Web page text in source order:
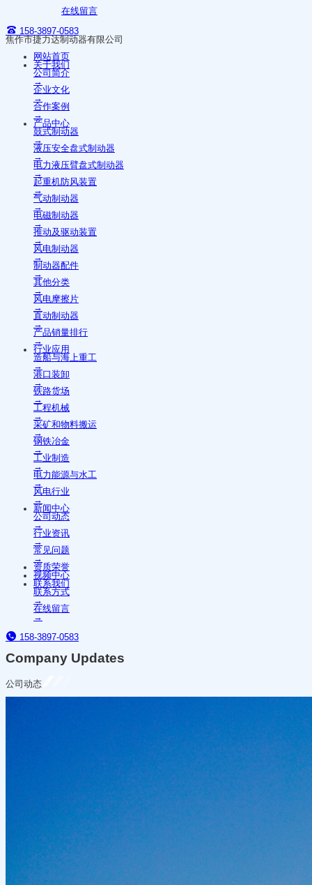
在线留言
158-3897-0583
焦作市捷力达制动器有限公司
网站首页
关于我们
公司简介
→
企业文化
→
合作案例
→
产品中心
鼓式制动器
→
液压安全盘式制动器
→
电力液压臂盘式制动器
→
起重机防风装置
→
气动制动器
→
电磁制动器
→
推动及驱动装置
→
风电制动器
→
制动器配件
→
其他分类
→
风电摩擦片
→
直动制动器
→
产品销量排行
→
行业应用
造船与海上重工
→
港口装卸
→
铁路货场
→
工程机械
→
采矿和物料搬运
→
钢铁冶金
→
工业制造
→
电力能源与水工
→
风电行业
→
新闻中心
公司动态
→
行业资讯
→
常见问题
→
资质荣誉
视频中心
联系我们
联系方式
→
在线留言
→
158-3897-0583
Company Updates
公司动态